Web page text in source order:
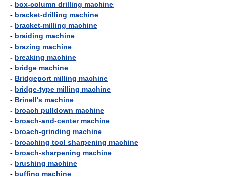
- box-column drilling machine
- bracket-drilling machine
- bracket-milling machine
- braiding machine
- brazing machine
- breaking machine
- bridge machine
- Bridgeport milling machine
- bridge-type milling machine
- Brinell's machine
- broach pulldown machine
- broach-and-center machine
- broach-grinding machine
- broaching tool sharpening machine
- broach-sharpening machine
- brushing machine
- buffing machine